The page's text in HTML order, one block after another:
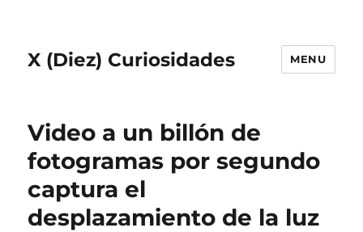
X (Diez) Curiosidades MENU
Video a un billón de
fotogramas por segundo
captura el
desplazamiento de la luz